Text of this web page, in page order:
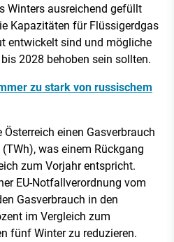
Winters ausreichend gefüllt
Kapazitäten für Flüssigerdgas
entwickelt sind und mögliche
2028 behoben sein sollten.
zu stark von russischem
einen Gasverbrauch
was einem Rückgang
zum Vorjahr entspricht.
EU-Notfallverordnung vom
Gasverbrauch in den
im Vergleich zum
fünf Winter zu reduzieren.